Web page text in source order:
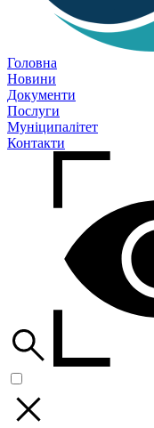
Головна
Новини
Документи
Послуги
Муніципалітет
Контакти